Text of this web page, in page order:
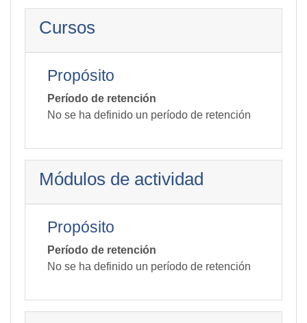
Cursos
Propósito
Período de retención
No se ha definido un período de retención
Módulos de actividad
Propósito
Período de retención
No se ha definido un período de retención